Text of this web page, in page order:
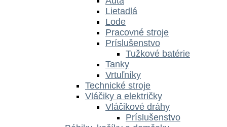
Lietadlá
Lode
Pracovné stroje
Príslušenstvo
Tužkové batérie
Tanky
Vrtuľníky
Technické stroje
Vláčiky a električky
Vláčikové dráhy
Príslušenstvo